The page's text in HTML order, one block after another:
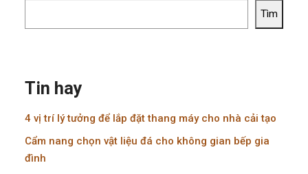
Tìm
Tin hay
4 vị trí lý tưởng để lắp đặt thang máy cho nhà cải tạo
Cẩm nang chọn vật liệu đá cho không gian bếp gia
đình